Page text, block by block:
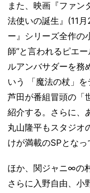
また、映画『ファン
法使いの誕生』(11
ー』シリーズ全作の
師”と言われるピエ
ルアンバサダーを務
いう 「魔法の杖」を
芦田が番組冒頭の「
紹介する。さらに、
丸山隆平もスタジオ
けが満載のSPとなっ
ほか、関ジャニ∞の
さらに入野自由、小